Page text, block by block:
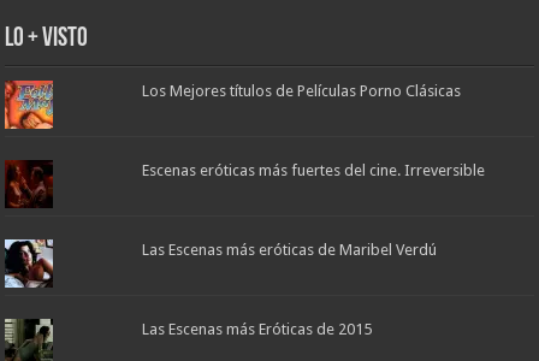
Lo + Visto
Los Mejores títulos de Películas Porno Clásicas
Escenas eróticas más fuertes del cine. Irreversible
Las Escenas más eróticas de Maribel Verdú
Las Escenas más Eróticas de 2015